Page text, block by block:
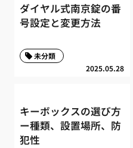
ダイヤル式南京錠の番
号設定と変更方法
2025.05.28
未分類
キーボックスの選び方
ー種類、設置場所、防
犯性